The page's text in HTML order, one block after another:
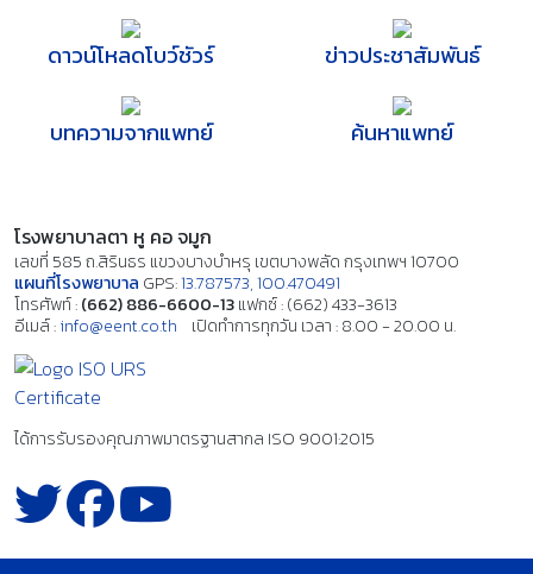
ดาวน์โหลดโบว์ชัวร์ ข่าวประชาสัมพันธ์
บทความจากแพทย์ ค้นหาแพทย์
โรงพยาบาลตา หู คอ จมูก
เลขที่ 585 ถ.สิรินธร แขวงบางบำหรุ เขตบางพลัด กรุงเทพฯ 10700
แผนที่โรงพยาบาล GPS:13.787573, 100.470491
โทรศัพท์ :(662) 886-6600-13แฟกซ์ : (662) 433-3613
อีเมล์ :info@eent.co.th เปิดทำการทุกวัน เวลา : 8.00 - 20.00 น.
ได้การรับรองคุณภาพมาตรฐานสากล ISO 9001:2015